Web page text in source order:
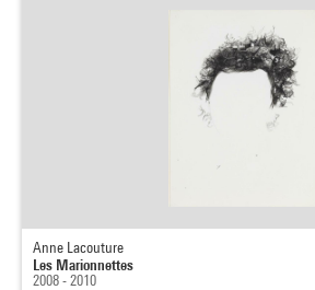
Anne Lacouture
Les Marionnettes
2008 - 2010